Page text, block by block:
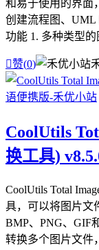
和易于使用的界面
创建流程图、UML
功能 1. 多种类型
赞(0)
CoolUtils
换工具)
CoolUtils Total
具，可以将图片文
BMP、PNG、GIF
转换多个图片文件